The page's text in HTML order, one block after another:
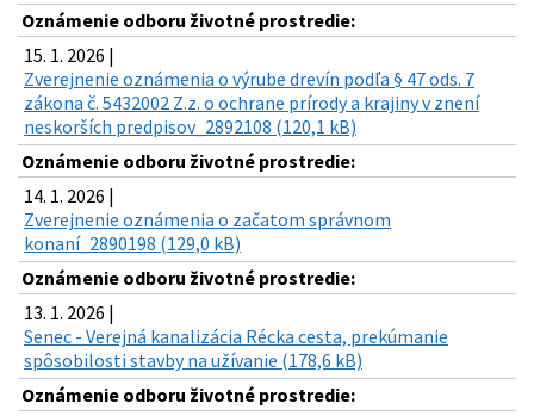
Oznámenie odboru životné prostredie:
15. 1. 2026 |
Zverejnenie oznámenia o výrube drevín podľa § 47 ods. 7
zákona č. 5432002 Z.z. o ochrane prírody a krajiny v znení
neskorších predpisov_2892108 (120,1 kB)
Oznámenie odboru životné prostredie:
14. 1. 2026 |
Zverejnenie oznámenia o začatom správnom
konaní_2890198 (129,0 kB)
Oznámenie odboru životné prostredie:
13. 1. 2026 |
Senec - Verejná kanalizácia Récka cesta, prekúmanie
spôsobilosti stavby na užívanie (178,6 kB)
Oznámenie odboru životné prostredie: